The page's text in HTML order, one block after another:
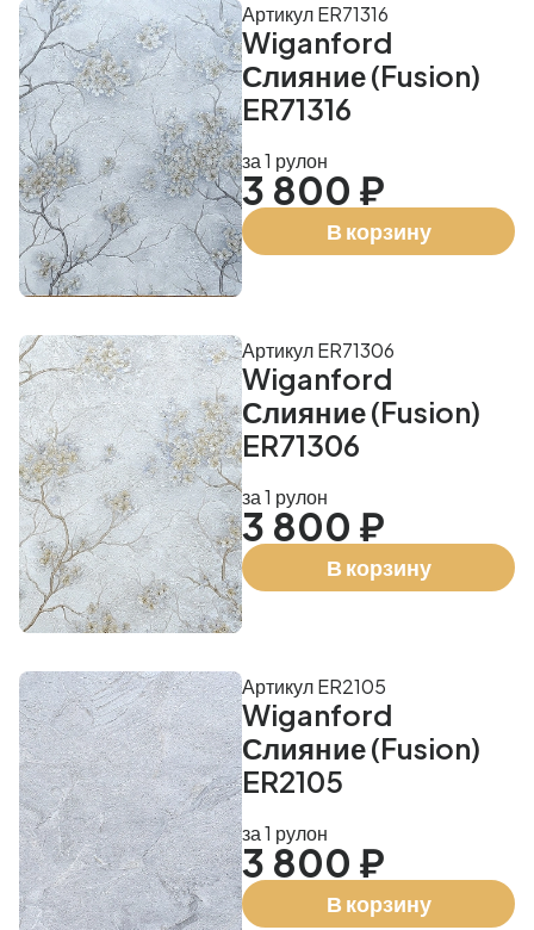
Wiganford
Слияние (Fusion)
ER71316
Артикул ER71316
за 1 рулон
3 800 ₽
В корзину
Wiganford
Слияние (Fusion)
ER71306
Артикул ER71306
за 1 рулон
3 800 ₽
В корзину
Wiganford
Слияние (Fusion)
ER2105
Артикул ER2105
за 1 рулон
3 800 ₽
В корзину